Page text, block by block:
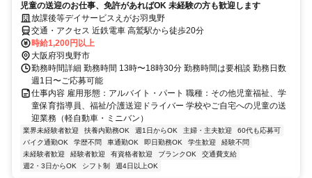
児童の送迎のお仕事、免許があればOK 未経験の方も歓迎します
放課後等デイサービスえがお羽曳野
交通・アクセス 近鉄電車 高鷲駅から徒歩20分
時給1,200円以上
大阪府羽曳野市
勤務時間詳細 勤務時間 13時〜18時30分 勤務時間は要相談 勤務日数
週1日〜ご応募可能
仕事内容 雇用形態：アルバイト・パート 職種：その他児童福祉、学
童保育指導員、福祉/介護送迎ドライバー 学校やご自宅への児童の送
迎業務（軽自動車・ミニバン）
業界未経験者歓迎 扶養内勤務OK 週1日からOK 主婦・主夫歓迎
60代も応募可
バイク通勤OK
学歴不問 車通勤OK 即日勤務OK 学生歓迎
経験不問
未経験者歓迎
経験者歓迎 有資格者歓迎 ブランクOK
交通費支給
週2・3日からOK
シフト制 週4日以上OK